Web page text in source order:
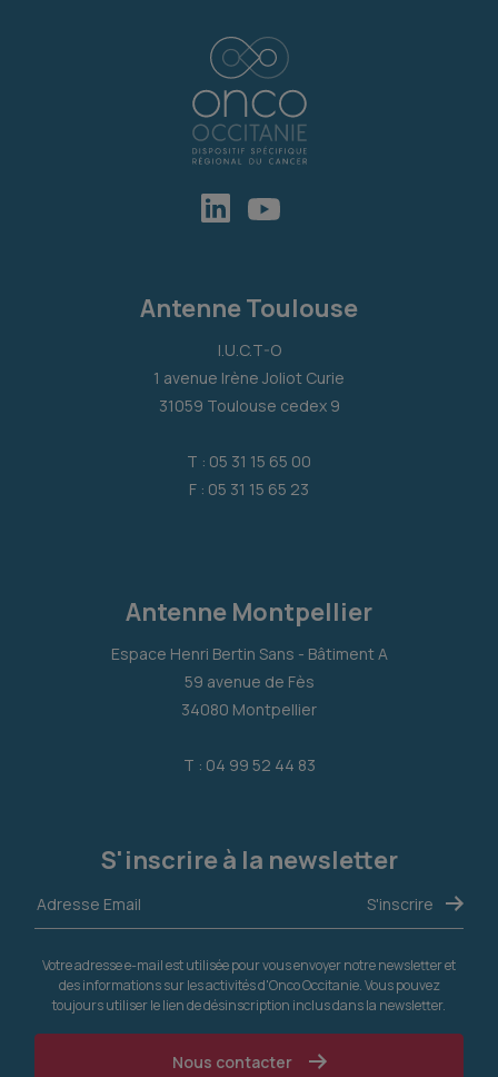
Antenne Toulouse
I.U.C.T-O
1 avenue Irène Joliot Curie
31059 Toulouse cedex 9
T : 05 31 15 65 00
F : 05 31 15 65 23
Antenne Montpellier
Espace Henri Bertin Sans - Bâtiment A
59 avenue de Fès
34080 Montpellier
T : 04 99 52 44 83
S'inscrire à la newsletter
Votre adresse e-mail est utilisée pour vous envoyer notre newsletter et
des informations sur les activités d'Onco Occitanie. Vous pouvez
toujours utiliser le lien de désinscription inclus dans la newsletter.
Nous contacter